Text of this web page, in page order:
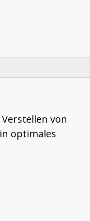
von
optimales